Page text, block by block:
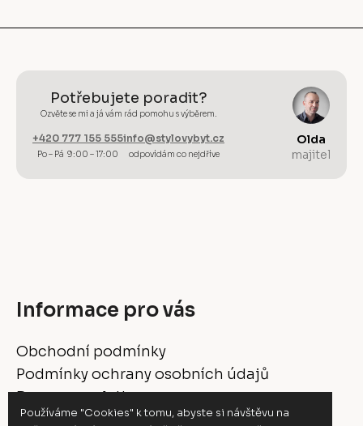
Používáme "Cookies" k tomu, abyste si návštěvu na
Potřebujete poradit?
Ozvěte se mi a já vám rád pomohu s výběrem.
+420 777 155 555
Po – Pá 9:00 – 17:00
info@stylovybyt.cz
odpovídám co nejdříve
Olda
majitel
Informace pro vás
Obchodní podmínky
Podmínky ochrany osobních údajů
Doprava a platba
Vrácení a reklamace